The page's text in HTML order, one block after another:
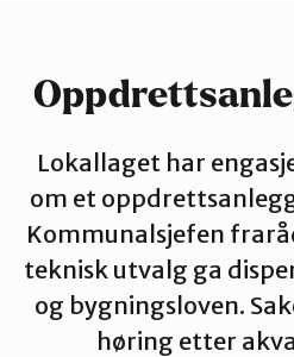
Lokallaget har
om et
Kommunalsjefen
teknisk utvalg ga
og bygningsloven.
høring etter